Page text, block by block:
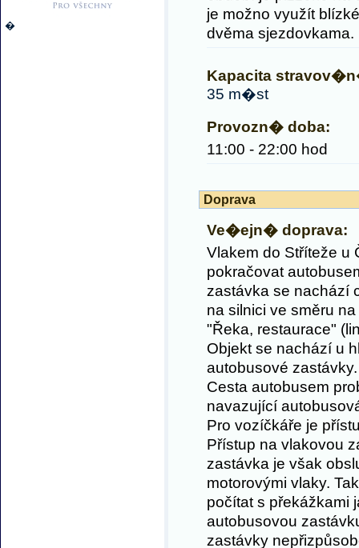
�
je možno využít
dvěma sjezdovkama.
Kapacita
35 m�st
Provozn� doba:
11:00 - 22:00 hod
Doprava
Ve�ejn� doprava:
Vlakem do Stříteže u
pokračovat
zastávka se nachází
na silnici ve směru
"Řeka, restaurace"
Objekt se nachází u
autobusové zastávky.
Cesta autobusem
navazující
Pro vozíčkáře je
Přístup na vlakovou
zastávka je však
motorovými vlaky.
počítat s překážkami
autobusovou
zastávky